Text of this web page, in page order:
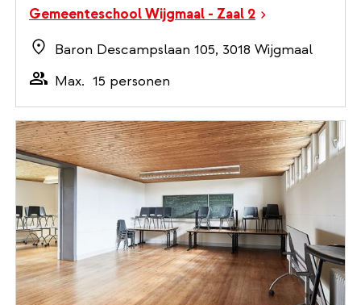
Gemeenteschool Wijgmaal - Zaal 2
Baron Descampslaan 105, 3018 Wijgmaal
Max. 15 personen